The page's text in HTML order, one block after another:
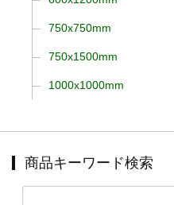
750x750mm
750x1500mm
1000x1000mm
商品キーワード検索